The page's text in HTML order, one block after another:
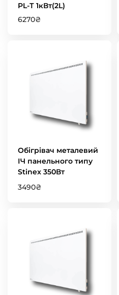
PL-Т 1кВт(2L)
6270₴
Обігрівач металевий
ІЧ панельного типу
Stinex 350Вт
3490₴